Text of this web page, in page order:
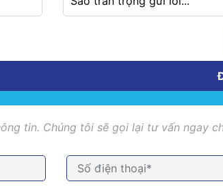
tin. Chúng tôi sẽ gọi lại tư vấn ngay